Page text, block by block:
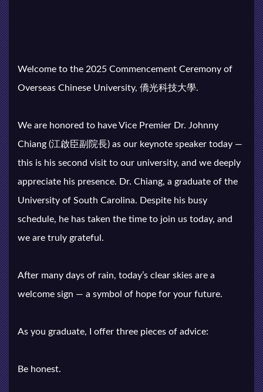
Welcome to the 2025 Commencement Ceremony of
Overseas Chinese University, 僑光科技大學.
We are honored to have Vice Premier Dr. Johnny
Chiang (江啟臣副院長) as our keynote speaker today —
this is his second visit to our university, and we deeply
appreciate his presence. Dr. Chiang, a graduate of the
University of South Carolina. Despite his busy
schedule, he has taken the time to join us today, and
we are truly grateful.
After many days of rain, today’s clear skies are a
welcome sign — a symbol of hope for your future.
As you graduate, I offer three pieces of advice:
Be honest.